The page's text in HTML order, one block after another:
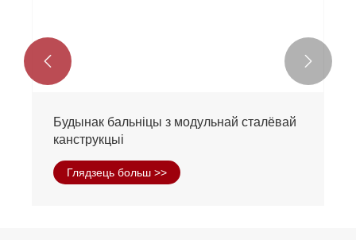
Будынак бальніцы з модульнай сталёвай
канструкцыі
Глядзець больш >>
 